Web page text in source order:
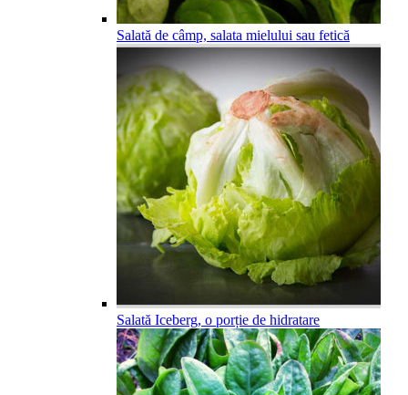
Salată de câmp, salata mielului sau fetică
Salată Iceberg, o porție de hidratare